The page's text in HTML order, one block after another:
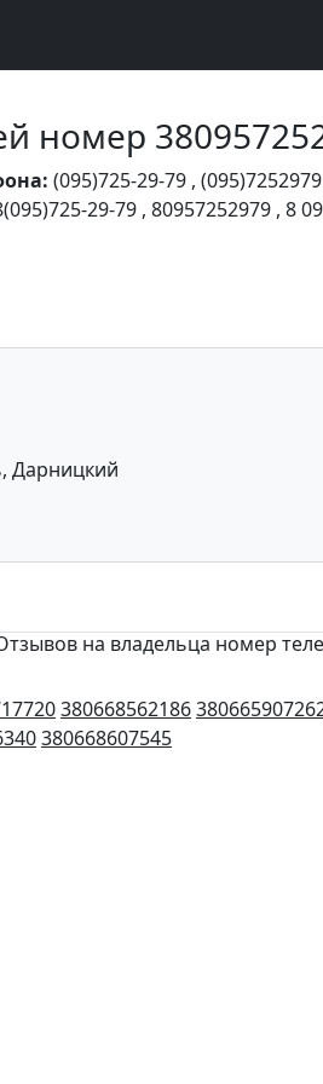
номер
(095)725-29-79 , (095)7252979
29-79 , 80957252979 , 8
Дарницкий
на владельца номер
380668562186
380668607545